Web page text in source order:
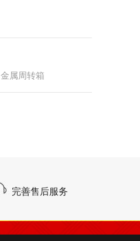
金属周转箱
完善售后服务